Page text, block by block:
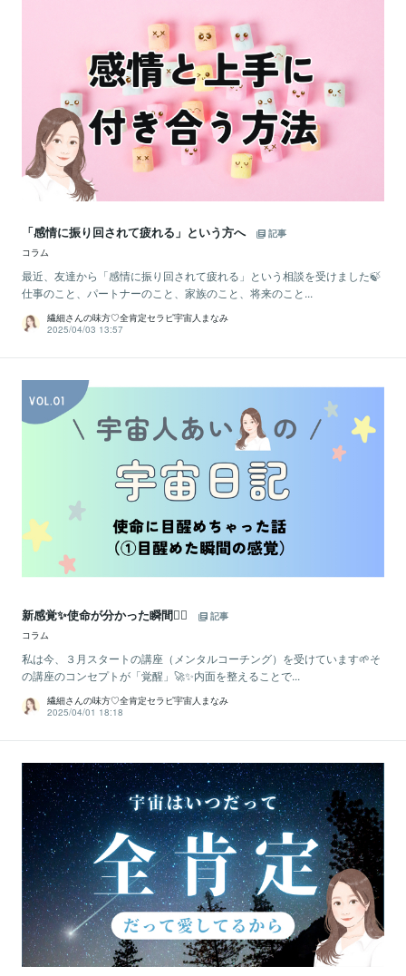
「感情に振り回されて疲れる」という方へ
記事
コラム
最近、友達から「感情に振り回されて疲れる」という相談を受けました🍃
仕事のこと、パートナーのこと、家族のこと、将来のこと...
繊細さんの味方♡全肯定セラピ宇宙人まなみ
2025/04/03 13:57
新感覚✨使命が分かった瞬間😶‍🌫️
記事
コラム
私は今、３月スタートの講座（メンタルコーチング）を受けています🌱そ
の講座のコンセプトが「覚醒」🚀✨内面を整えることで...
繊細さんの味方♡全肯定セラピ宇宙人まなみ
2025/04/01 18:18